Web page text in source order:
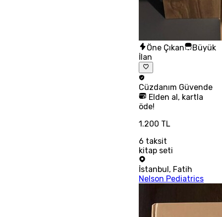
Öne Çıkan
Büyük
İlan
Cüzdanım Güvende
Elden al, kartla
öde!
1.200 TL
6 taksit
kitap seti
İstanbul, Fatih
Nelson Pediatrics